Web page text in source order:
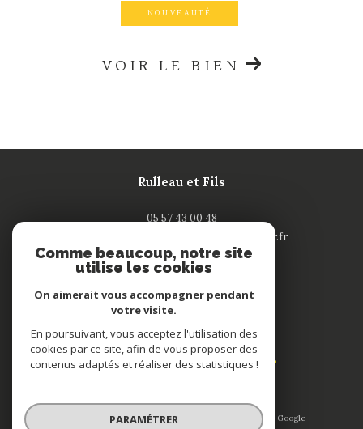
NOUVEAUTÉ
VOIR LE BIEN
Rulleau et Fils
05 57 43 00 48
contact-saintandre@rulleau-immobilier.fr
132 rue Nationale
33240 saint-andré de cubzac
Adhérents
© 2026 | Tous droits réservés | Traduction powered by Google
Comme beaucoup, notre site
utilise les cookies
On aimerait vous accompagner pendant
votre visite.
En poursuivant, vous acceptez l'utilisation des
cookies par ce site, afin de vous proposer des
contenus adaptés et réaliser des statistiques !
PARAMÉTRER